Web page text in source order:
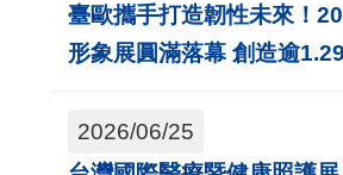
臺歐攜手打造韌性未來！
形象展圓滿落幕 創造逾
2026/06/25